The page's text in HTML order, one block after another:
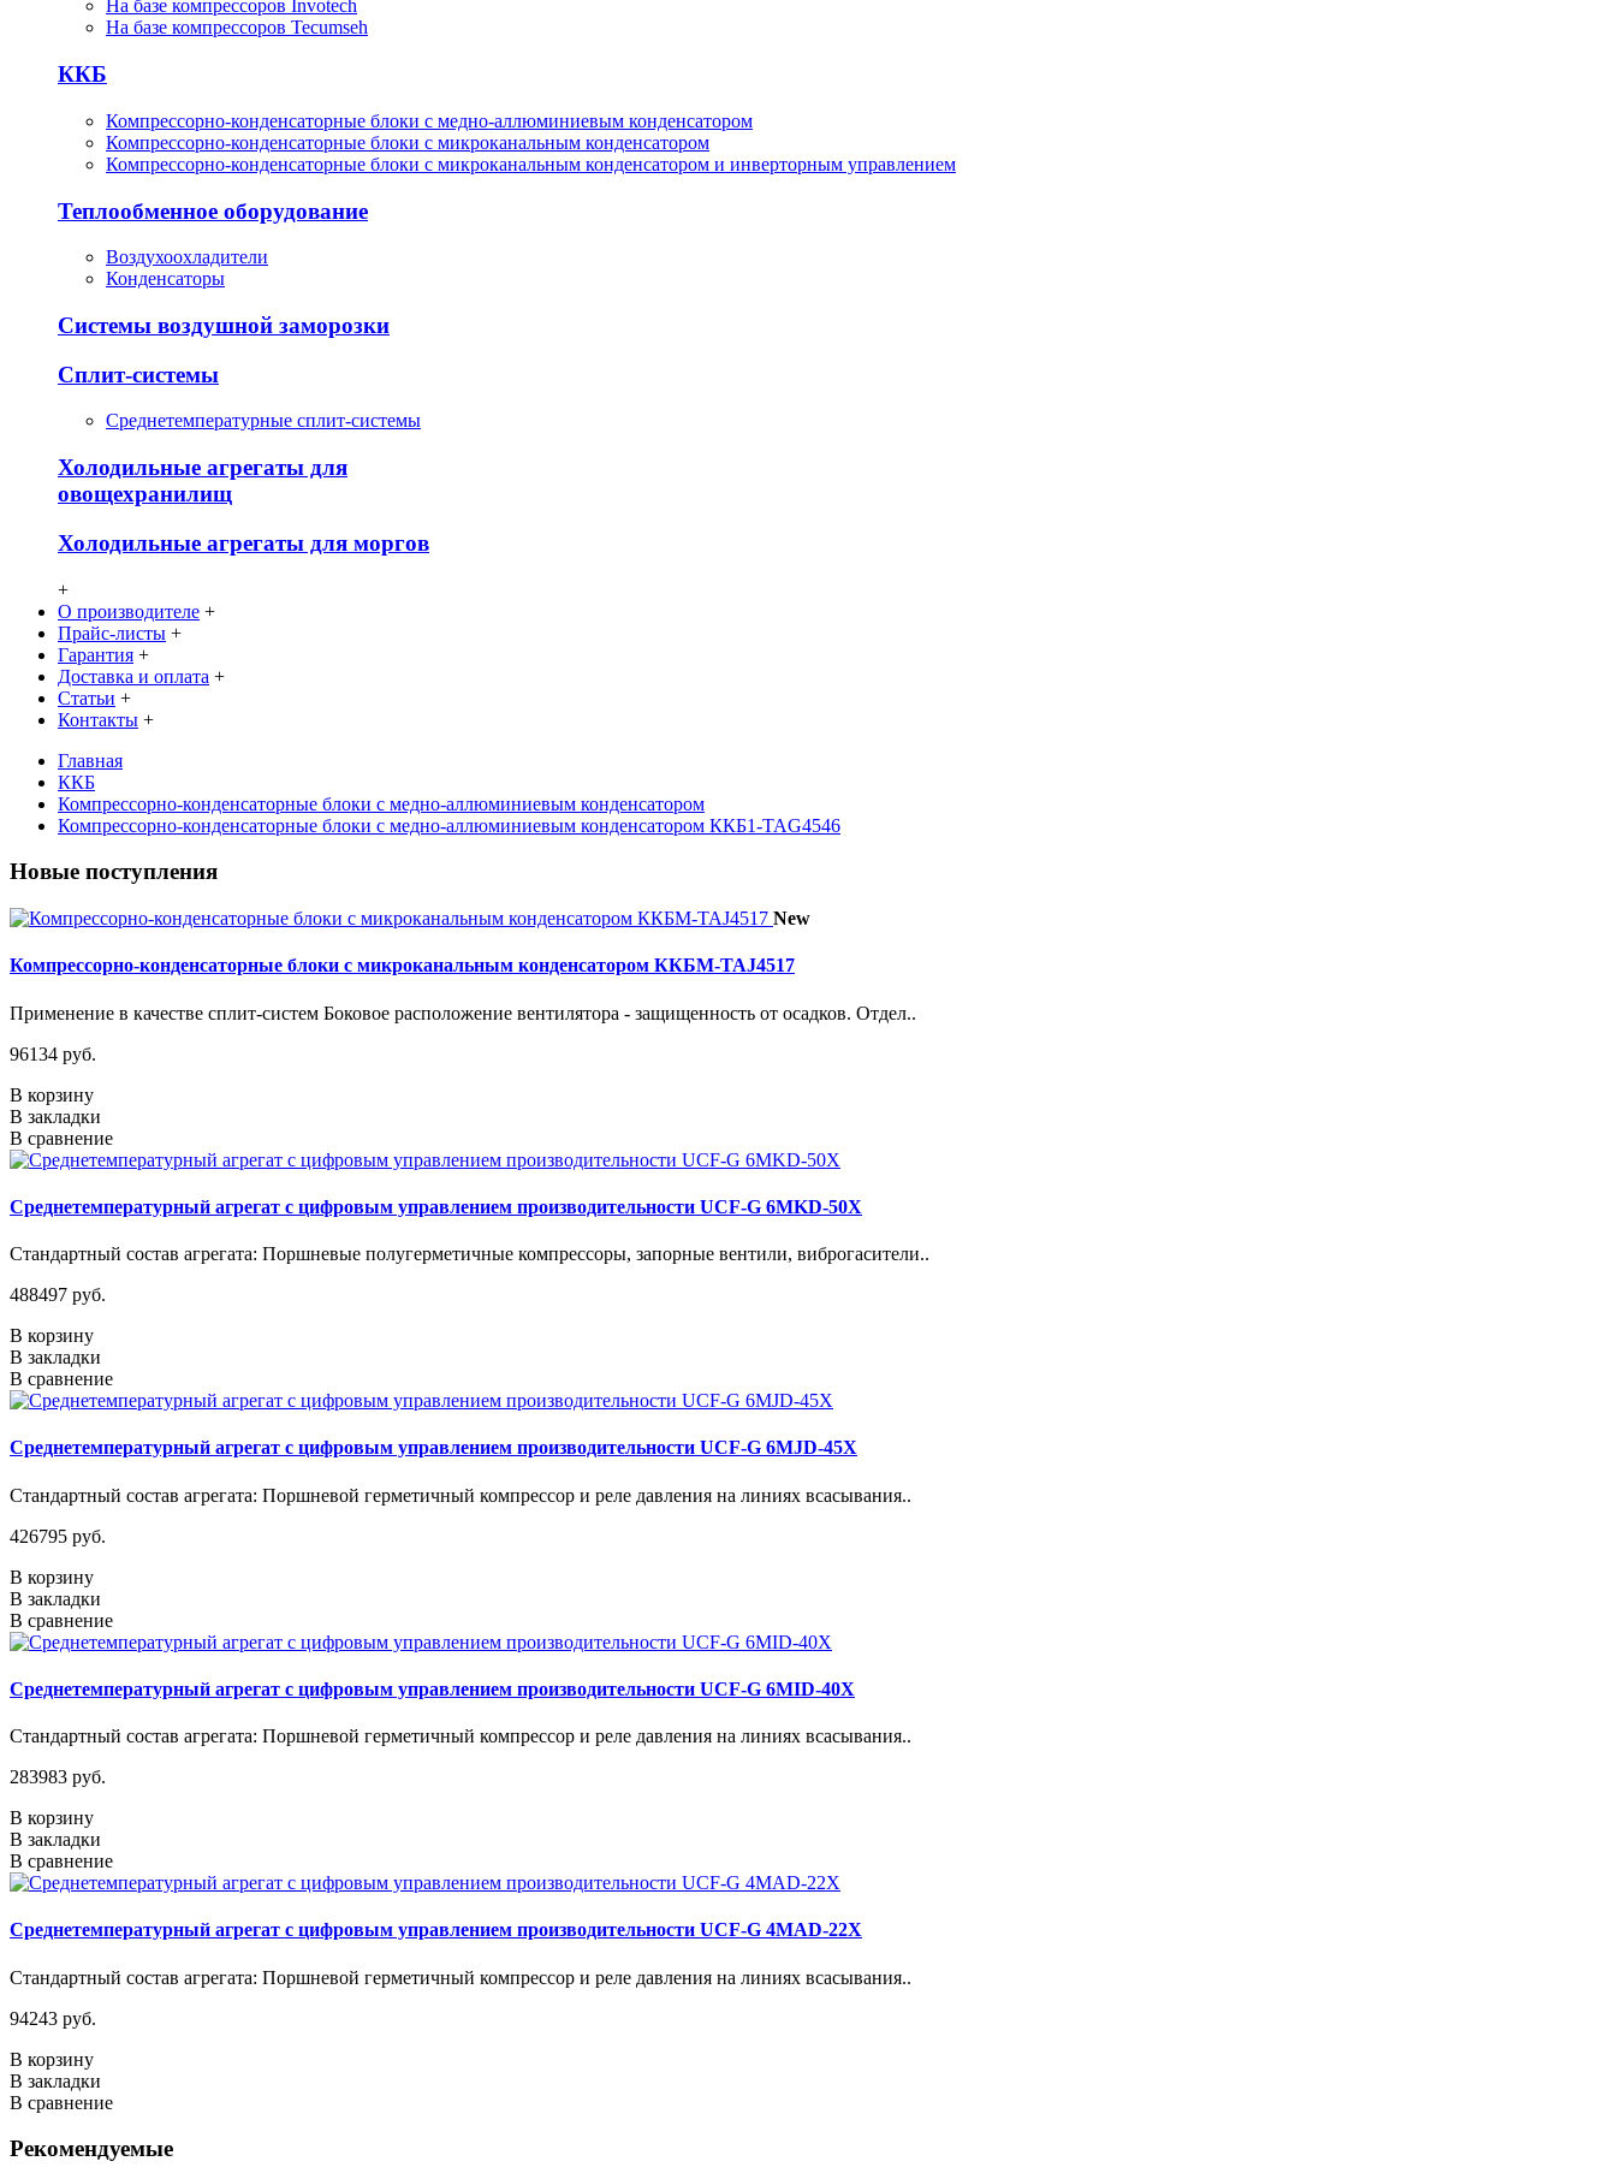
На базе компрессоров Invotech
На базе компрессоров Tecumseh
ККБ
Компрессорно-конденсаторные блоки с медно-аллюминиевым конденсатором
Компрессорно-конденсаторные блоки с микроканальным конденсатором
Компрессорно-конденсаторные блоки с микроканальным конденсатором и инверторным управлением
Теплообменное оборудование
Воздухоохладители
Конденсаторы
Системы воздушной заморозки
Сплит-системы
Среднетемпературные сплит-системы
Холодильные агрегаты для
овощехранилищ
Холодильные агрегаты для моргов
+
О производителе +
Прайс-листы +
Гарантия +
Доставка и оплата +
Статьи +
Контакты +
Главная
ККБ
Компрессорно-конденсаторные блоки с медно-аллюминиевым конденсатором
Компрессорно-конденсаторные блоки с медно-аллюминиевым конденсатором ККБ1-TAG4546
Новые поступления
New
Компрессорно-конденсаторные блоки с микроканальным конденсатором ККБМ-TAJ4517
Применение в качестве сплит-систем Боковое расположение вентилятора - защищенность от осадков. Отдел..
96134 руб.
В корзину
В закладки
В сравнение
Среднетемпературный агрегат с цифровым управлением производительности UCF-G 6MKD-50X
Стандартный состав агрегата: Поршневые полугерметичные компрессоры, запорные вентили, виброгасители..
488497 руб.
В корзину
В закладки
В сравнение
Среднетемпературный агрегат с цифровым управлением производительности UCF-G 6MJD-45X
Стандартный состав агрегата: Поршневой герметичный компрессор и реле давления на линиях всасывания..
426795 руб.
В корзину
В закладки
В сравнение
Среднетемпературный агрегат с цифровым управлением производительности UCF-G 6MID-40X
Стандартный состав агрегата: Поршневой герметичный компрессор и реле давления на линиях всасывания..
283983 руб.
В корзину
В закладки
В сравнение
Среднетемпературный агрегат с цифровым управлением производительности UCF-G 4МАD-22Х
Стандартный состав агрегата: Поршневой герметичный компрессор и реле давления на линиях всасывания..
94243 руб.
В корзину
В закладки
В сравнение
Рекомендуемые